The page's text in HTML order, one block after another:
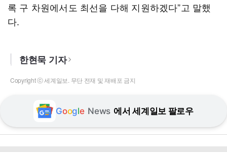
록 구 차원에서도 최선을 다해 지원하겠다”고 말했
다.
한현묵 기자
Copyright ⓒ 세계일보. 무단 전재 및 재배포 금지
Google News 에서 세계일보 팔로우